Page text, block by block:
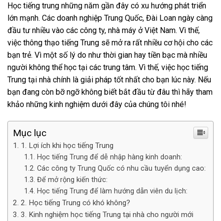
Học tiếng trung những năm gần đây có xu hướng phát triển
lớn mạnh. Các doanh nghiệp Trung Quốc, Đài Loan ngày càng
đầu tư nhiều vào các công ty, nhà máy ở Việt Nam. Vì thế,
việc thông thạo tiếng Trung sẽ mở ra rất nhiều cơ hội cho các
bạn trẻ. Vì một số lý do như thời gian hay tiền bạc mà nhiều
người không thể học tại các trung tâm. Vì thế, việc học tiếng
Trung tại nhà chính là giải pháp tốt nhất cho bạn lúc này. Nếu
bạn đang còn bỡ ngỡ không biết bắt đầu từ đâu thì hãy tham
khảo những kinh nghiệm dưới đây của chúng tôi nhé!
Mục lục
1. Lợi ích khi học tiếng Trung
Học tiếng Trung để dễ nhập hàng kinh doanh:
Các công ty Trung Quốc có nhu cầu tuyển dụng cao:
Để mở rộng kiến thức:
Học tiếng Trung để làm hướng dẫn viên du lịch:
2. Học tiếng Trung có khó không?
3. Kinh nghiệm học tiếng Trung tại nhà cho người mới